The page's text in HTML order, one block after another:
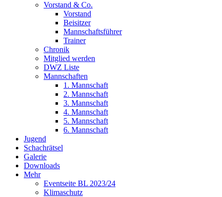
Vorstand & Co.
Vorstand
Beisitzer
Mannschaftsführer
Trainer
Chronik
Mitglied werden
DWZ Liste
Mannschaften
1. Mannschaft
2. Mannschaft
3. Mannschaft
4. Mannschaft
5. Mannschaft
6. Mannschaft
Jugend
Schachrätsel
Galerie
Downloads
Mehr
Eventseite BL 2023/24
Klimaschutz